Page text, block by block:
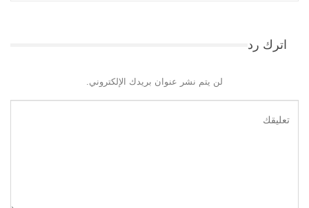
اترك رد
لن يتم نشر عنوان بريدك الإلكتروني.